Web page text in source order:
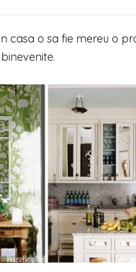
casa o sa fie mereu o